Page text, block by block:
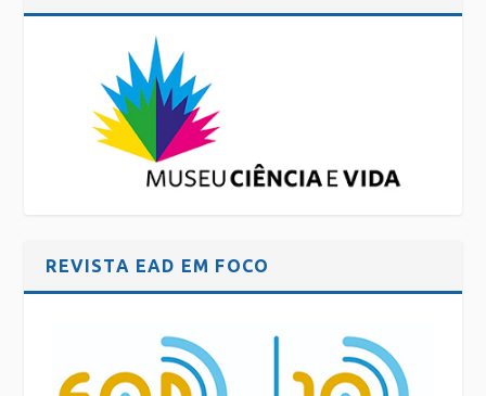
REVISTA EAD EM FOCO